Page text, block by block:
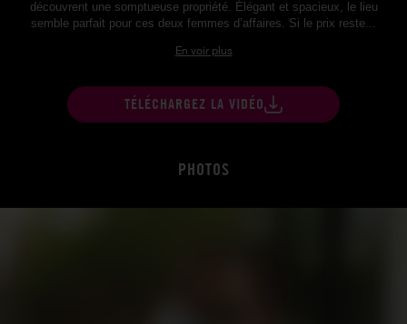
découvrent une somptueuse propriété. Élégant et spacieux, le lieu
semble parfait pour ces deux femmes d’affaires. Si le prix reste...
En voir plus
TÉLÉCHARGEZ LA VIDÉO
PHOTOS